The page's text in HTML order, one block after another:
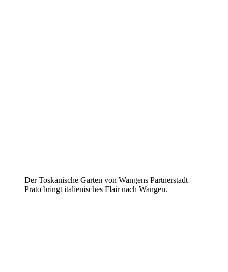
Der Toskanische Garten von Wangens Partnerstadt
Prato bringt italienisches Flair nach Wangen.